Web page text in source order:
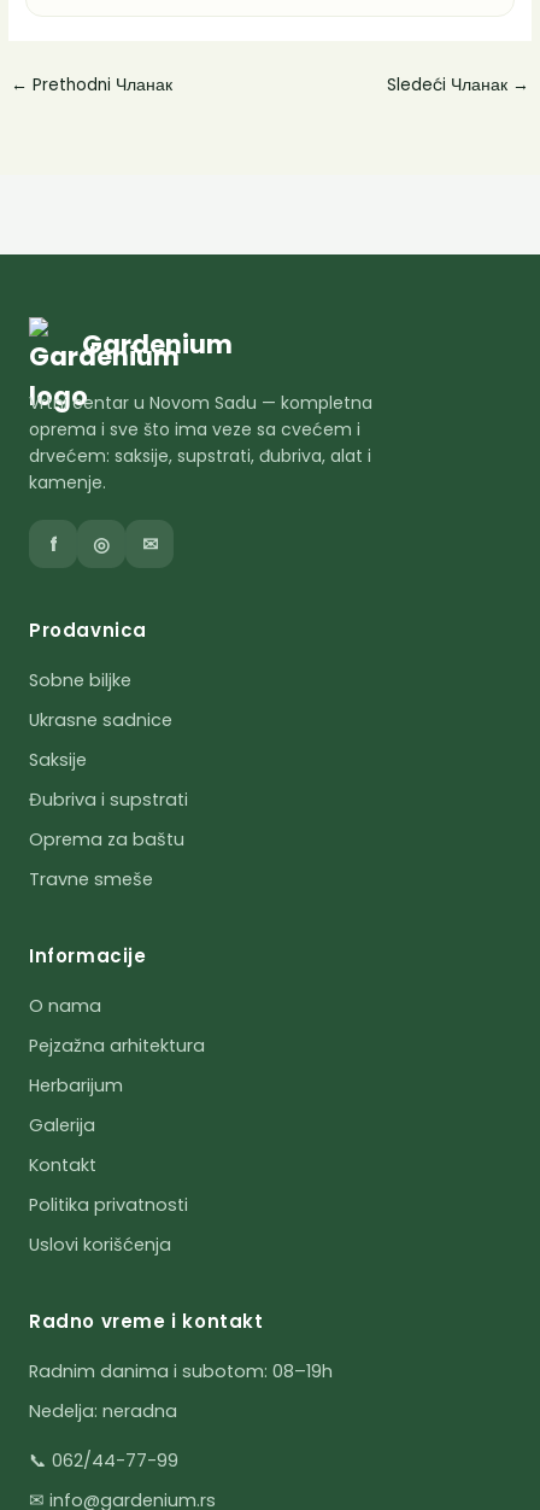
← Prethodni Чланак Sledeći Чланак →
Gardenium
Vrtni centar u Novom Sadu — kompletna
oprema i sve što ima veze sa cvećem i
drvećem: saksije, supstrati, đubriva, alat i
kamenje.
f ◎ ✉
Prodavnica
Sobne biljke
Ukrasne sadnice
Saksije
Đubriva i supstrati
Oprema za baštu
Travne smeše
Informacije
O nama
Pejzažna arhitektura
Herbarijum
Galerija
Kontakt
Politika privatnosti
Uslovi korišćenja
Radno vreme i kontakt
Radnim danima i subotom: 08–19h
Nedelja: neradna
📞 062/44-77-99
✉ info@gardenium.rs